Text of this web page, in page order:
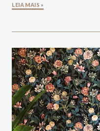
LEIA MAIS »